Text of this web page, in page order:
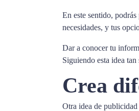
En este sentido,
necesidades, y tus
Dar a conocer tu
Siguiendo esta idea
Crea
Otra idea de publicidad